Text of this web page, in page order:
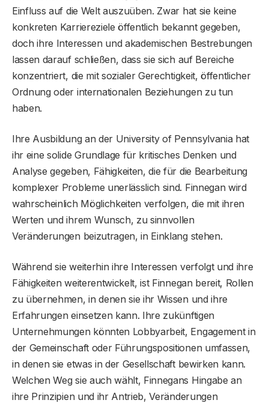
Einfluss auf die Welt auszuüben. Zwar hat sie keine
konkreten Karriereziele öffentlich bekannt gegeben,
doch ihre Interessen und akademischen Bestrebungen
lassen darauf schließen, dass sie sich auf Bereiche
konzentriert, die mit sozialer Gerechtigkeit, öffentlicher
Ordnung oder internationalen Beziehungen zu tun
haben.
Ihre Ausbildung an der University of Pennsylvania hat
ihr eine solide Grundlage für kritisches Denken und
Analyse gegeben, Fähigkeiten, die für die Bearbeitung
komplexer Probleme unerlässlich sind. Finnegan wird
wahrscheinlich Möglichkeiten verfolgen, die mit ihren
Werten und ihrem Wunsch, zu sinnvollen
Veränderungen beizutragen, in Einklang stehen.
Während sie weiterhin ihre Interessen verfolgt und ihre
Fähigkeiten weiterentwickelt, ist Finnegan bereit, Rollen
zu übernehmen, in denen sie ihr Wissen und ihre
Erfahrungen einsetzen kann. Ihre zukünftigen
Unternehmungen könnten Lobbyarbeit, Engagement in
der Gemeinschaft oder Führungspositionen umfassen,
in denen sie etwas in der Gesellschaft bewirken kann.
Welchen Weg sie auch wählt, Finnegans Hingabe an
ihre Prinzipien und ihr Antrieb, Veränderungen